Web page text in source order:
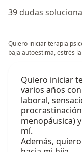
39 dudas
Quiero iniciar terapia
baja autoestima, estrés la
Quiero iniciar
varios años
laboral,
menopáusica)
mí.
Además,